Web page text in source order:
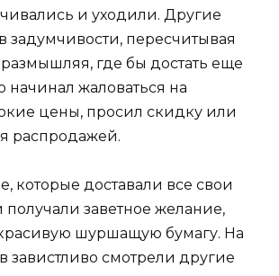
и уходили. Другие
задумчивости, пересчитывая
где бы достать еще
начинал жаловаться на
цены, просил скидку или
распродажей.
которые доставали все свои
заветное желание,
шуршащую бумагу. На
завистливо смотрели другие